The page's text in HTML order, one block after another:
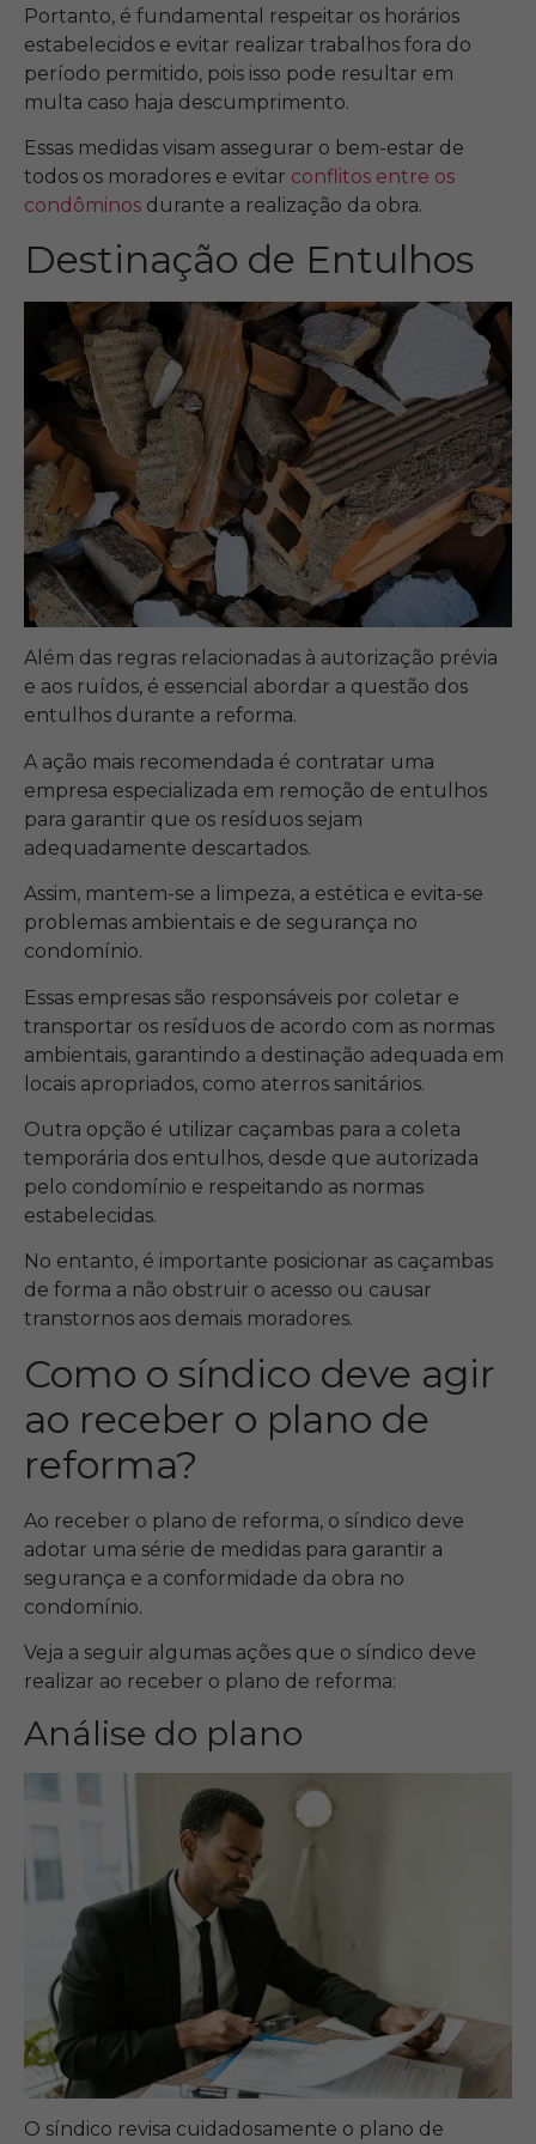
Portanto, é fundamental respeitar os horários
estabelecidos e evitar realizar trabalhos fora do
período permitido, pois isso pode resultar em
multa caso haja descumprimento.
Essas medidas visam assegurar o bem-estar de
todos os moradores e evitar conflitos entre os
condôminos durante a realização da obra.
Destinação de Entulhos
Além das regras relacionadas à autorização prévia
e aos ruídos, é essencial abordar a questão dos
entulhos durante a reforma.
A ação mais recomendada é contratar uma
empresa especializada em remoção de entulhos
para garantir que os resíduos sejam
adequadamente descartados.
Assim, mantem-se a limpeza, a estética e evita-se
problemas ambientais e de segurança no
condomínio.
Essas empresas são responsáveis por coletar e
transportar os resíduos de acordo com as normas
ambientais, garantindo a destinação adequada em
locais apropriados, como aterros sanitários.
Outra opção é utilizar caçambas para a coleta
temporária dos entulhos, desde que autorizada
pelo condomínio e respeitando as normas
estabelecidas.
No entanto, é importante posicionar as caçambas
de forma a não obstruir o acesso ou causar
transtornos aos demais moradores.
Como o síndico deve agir
ao receber o plano de
reforma?
Ao receber o plano de reforma, o síndico deve
adotar uma série de medidas para garantir a
segurança e a conformidade da obra no
condomínio.
Veja a seguir algumas ações que o síndico deve
realizar ao receber o plano de reforma:
Análise do plano
O síndico revisa cuidadosamente o plano de